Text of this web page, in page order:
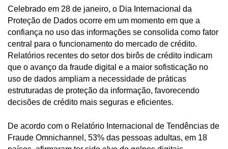
Celebrado em 28 de janeiro, o Dia Internacional da
Proteção de Dados ocorre em um momento em que a
confiança no uso das informações se consolida como fator
central para o funcionamento do mercado de crédito.
Relatórios recentes do setor dos birôs de crédito indicam
que o avanço da fraude digital e a maior sofisticação no
uso de dados ampliam a necessidade de práticas
estruturadas de proteção da informação, favorecendo
decisões de crédito mais seguras e eficientes.
De acordo com o Relatório Internacional de Tendências de
Fraude Omnichannel, 53% das pessoas adultas, em 18